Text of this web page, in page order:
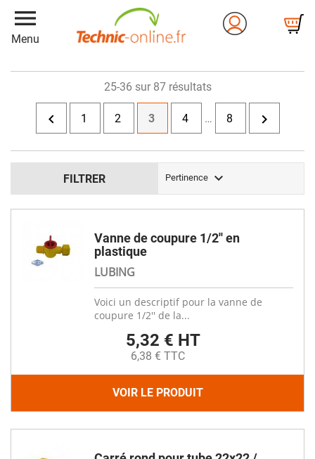
menu
Menu
FILTRER Pertinence 
25-36 sur 87 résultats
 1 2 3 4 … 8 
Vanne de coupure 1/2'' en
plastique
LUBING
Voici un descriptif pour la vanne de
coupure 1/2'' de la...
5,32 € HT
6,38 € TTC
VOIR LE PRODUIT